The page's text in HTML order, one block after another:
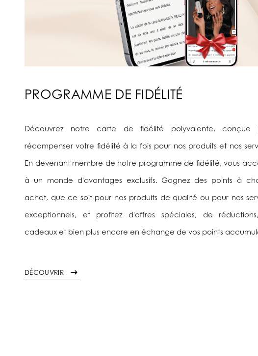
PROGRAMME DE FIDÉLITÉ
Découvrez notre carte de fidélité polyvalente, conçue
récompenser votre fidélité à la fois pour nos produits et nos
En devenant membre de notre programme de fidélité, vous
à un monde d'avantages exclusifs. Gagnez des points à
achat, que ce soit pour nos produits de qualité ou pour nos
exceptionnels, et profitez d'offres spéciales, de
cadeaux et bien plus encore en échange de vos points
DÉCOUVRIR